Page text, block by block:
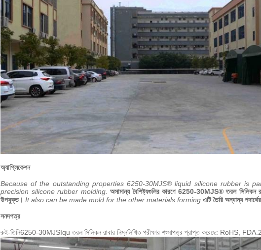
অ্যাপ্লিকেশন
Because of the outstanding properties 6250-30MJS® liquid silicone rubber is
precision silicone rubber molding. অসামান্য বৈশিষ্ট্যগুলির কারণে 6250-30MJS® তরল সিলিকন
উপযুক্ত। It also can be made mold for the other materials forming এটি তৈরি অন্যান্য
সনদপত্র
রুই-তিনি6250-30MJSIqu তরল সিলিকন রাবার নিম্নলিখিত পরীক্ষার শংসাপত্র প্রাপ্ত করেছে: RoHS,